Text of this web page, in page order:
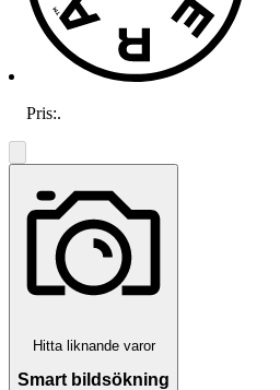
Pris:.
Hitta liknande varor
Smart bildsökning